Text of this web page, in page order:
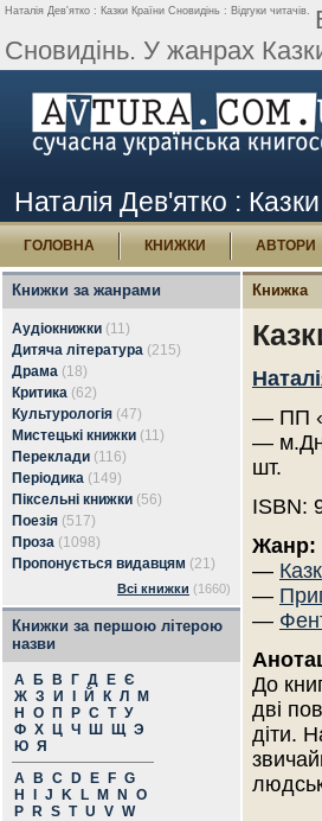
Наталія Дев'ятко : Казки Країни Сновидінь : Відгуки читачів.
Сновидінь. У жанрах
Наталія Дев'ятко :
ГОЛОВНА КНИЖКИ АВТОРИ
Книжки за жанрами
Аудіокнижки (11)
Дитяча література (215)
Драма (18)
Критика (62)
Культурологія (47)
Мистецькі книжки (11)
Переклади (116)
Періодика (149)
Піксельні книжки (56)
Поезія (517)
Проза (1098)
Пропонується видавцям (21)
Всі книжки (1660)
Книжки за першою літерою
назви
А Б В Г Д Е Є
Ж З И Й К Л
М
Н
О П Р С Т У
Ф Х Ц Ч Ш Щ Э
Ю Я
A
B C D E F G
H
J K L M N
O
P
R S T U V W
Книжка
— ПП
—
шт.
ISBN:
Жанр:
—
—
—
До
дві
діти.